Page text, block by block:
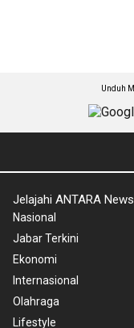
Unduh
Jelajahi ANTARA
Nasional
Jabar Terkini
Ekonomi
Internasional
Olahraga
Lifestyle